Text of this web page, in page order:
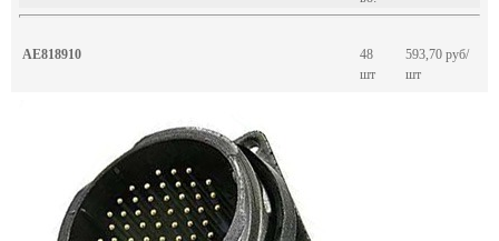
AE818910
48
шт
593,70 руб/
шт